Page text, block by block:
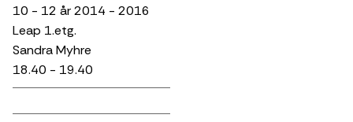
10 - 12 år 2014 - 2016
Leap 1.etg.
Sandra Myhre
18.40 - 19.40